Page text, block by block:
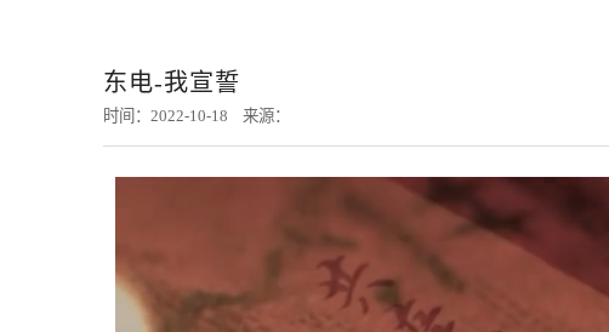
东电-我宣誓
时间：2022-10-18 来源：